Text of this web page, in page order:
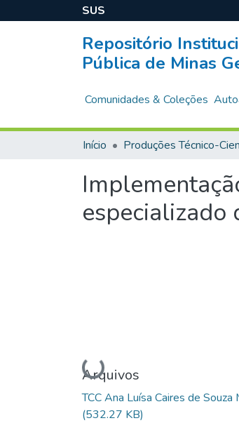
SUS
Repositório
Pública de Minas
Comunidades & Coleções
Início
especializado
Carregando...
Arquivos
TCC Ana Luísa Caires de Souza
(532.27 KB)